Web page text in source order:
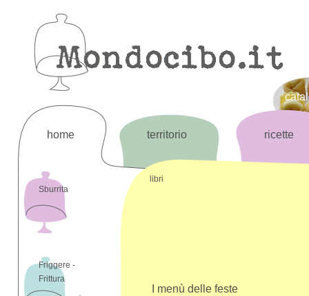
home territorio ricette
Sburrita
Friggere -
Frittura
libri
I menù delle feste